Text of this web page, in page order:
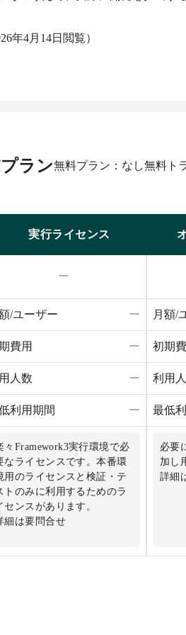
年4月14日閲覧）
ラン無料プラン：なし無料ト
実行ライセンス
ー
/ユーザー ー
費用 ー
人数 ー
利用期間 ー
々Framework3実行環境で必
なライセンスです。本番環
用のライセンスと検証・テ
トのみに利用するためのラ
センスがあります。
細は要問合せ
月額/
初期
利用
最低
必要
加し
詳細